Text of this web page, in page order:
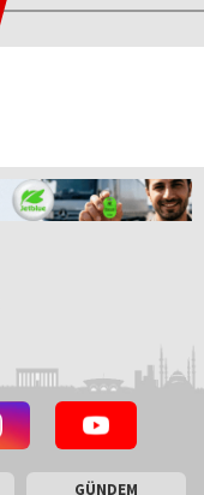
GÜNDEM